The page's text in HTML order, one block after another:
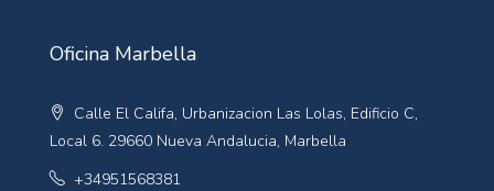
Oficina Marbella
Calle El Califa, Urbanizacion Las Lolas, Edificio C,
Local 6. 29660 Nueva Andalucia, Marbella
+34951568381